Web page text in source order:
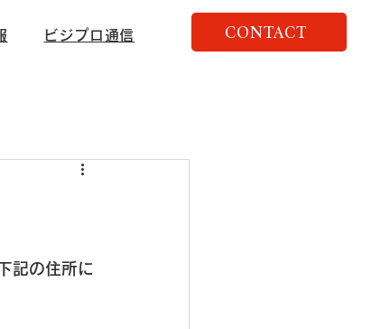
ビジプロ通信 CONTACT
記の住所に